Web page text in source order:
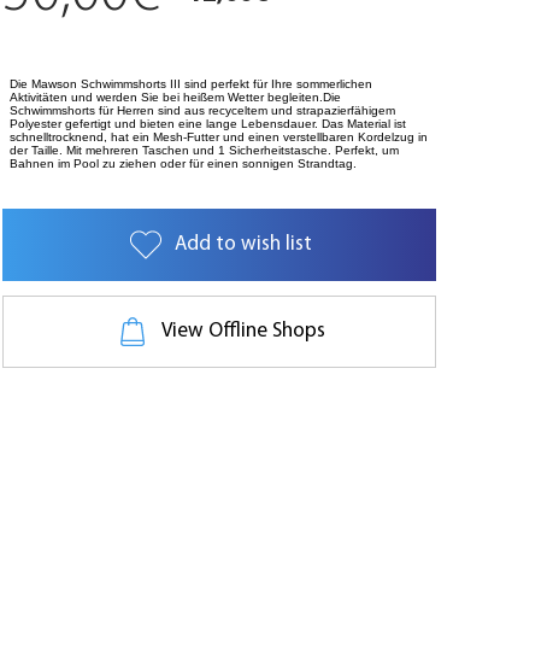
Die Mawson Schwimmshorts III sind perfekt für Ihre sommerlichen
Aktivitäten und werden Sie bei heißem Wetter begleiten.Die
Schwimmshorts für Herren sind aus recyceltem und strapazierfähigem
Polyester gefertigt und bieten eine lange Lebensdauer. Das Material ist
schnelltrocknend, hat ein Mesh-Futter und einen verstellbaren Kordelzug in
der Taille. Mit mehreren Taschen und 1 Sicherheitstasche. Perfekt, um
Bahnen im Pool zu ziehen oder für einen sonnigen Strandtag.
Add to wish list
View Offline Shops